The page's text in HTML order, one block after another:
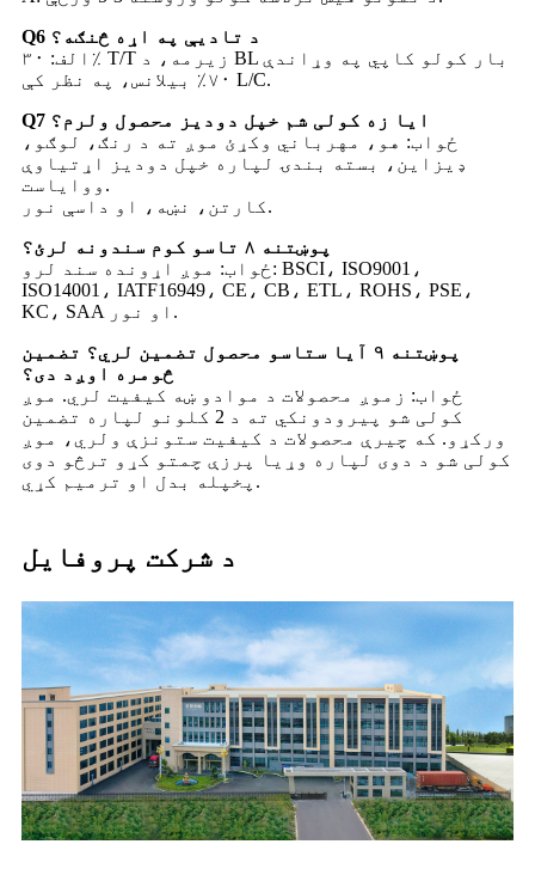
Q6 د تادیې په اړه څنګه؟
الف: ۳۰٪ T/T زیرمه، د BL بار کولو کاپي په وړاندې
۷۰٪ بیلانس، په نظر کې L/C.
Q7 ایا زه کولی شم خپل دودیز محصول ولرم؟
ځواب: هو، مهرباني وکړئ موږ ته د رنګ، لوګو،
ډیزاین، بسته بندۍ لپاره خپل دودیز اړتیاوې
ووایاست.
کارتن، نښه، او داسې نور.
پوښتنه ۸ تاسو کوم سندونه لرئ؟
ځواب: موږ اړونده سند لرو: BSCI، ISO9001،
ISO14001، IATF16949، CE، CB، ETL، ROHS، PSE،
KC، SAA او نور.
پوښتنه ۹ آیا ستاسو محصول تضمین لري؟ تضمین
څومره اوږد دی؟
ځواب: زموږ محصولات د موادو ښه کیفیت لري. موږ
کولی شو پیرودونکي ته د 2 کلونو لپاره تضمین
ورکړو. که چیرې محصولات د کیفیت ستونزې ولري، موږ
کولی شو د دوی لپاره وړیا پرزې چمتو کړو ترڅو دوی
پخپله بدل او ترمیم کړي.
د شرکت پروفایل